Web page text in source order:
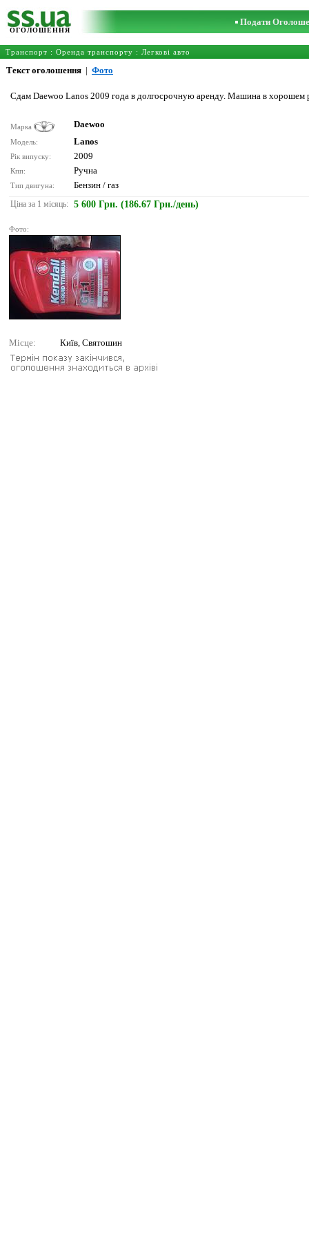
ОГОЛОШЕННЯ
Подати
Транспорт : Оренда транспорту : Легкові авто
Текст оголошення | Фото
Сдам Daewoo Lanos 2009 года в долгосрочную аренду. Машина в хорошем
Марка Daewoo
Модель: Lanos
Рік випуску: 2009
Кпп: Ручна
Тип двигуна: Бензин / газ
Ціна за 1 місяць: 5 600 Грн. (186.67 Грн./день)
Фото:
Місце: Київ, Святошин